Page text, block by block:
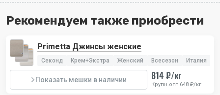
Рекомендуем также приобрести
Primetta Джинсы женские
Секонд Крем+Экстра Женский Всесезон Италия
Показать мешки в наличии 814 ₽/кг
Крупн.опт 648 ₽/кг